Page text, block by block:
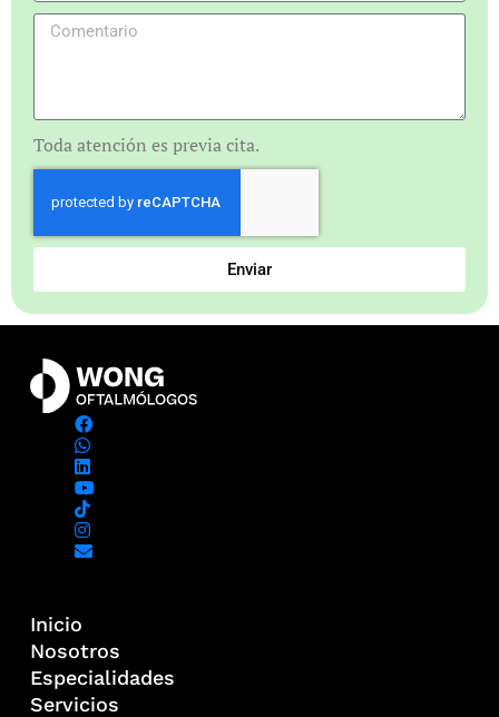
Toda atención es previa cita.
Enviar
Inicio
Nosotros
Especialidades
Servicios